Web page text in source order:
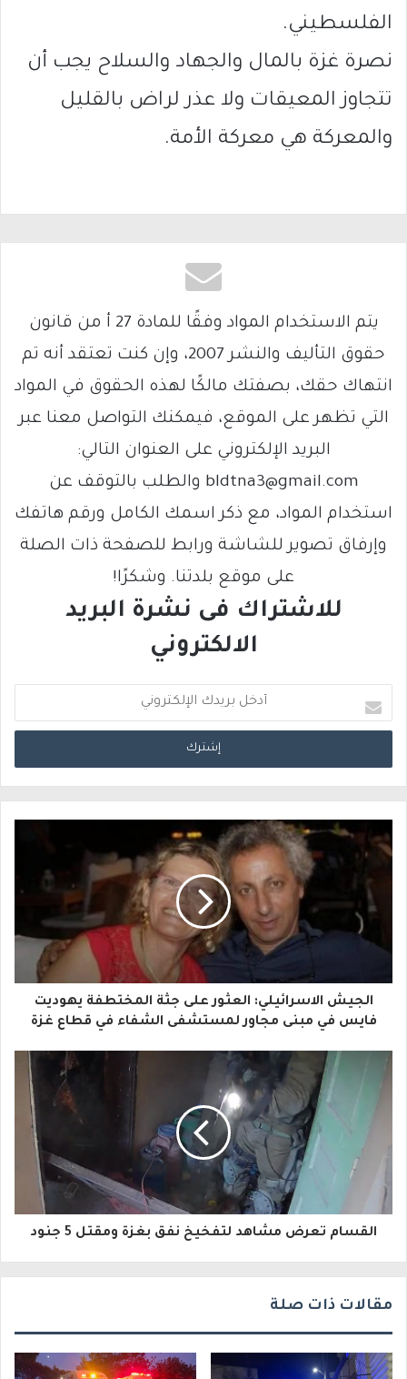
الفلسطيني.
نصرة غزة بالمال والجهاد والسلاح يجب أن
تتجاوز المعيقات ولا عذر لراض بالقليل
والمعركة هي معركة الأمة.
يتم الاستخدام المواد وفقًا للمادة 27 أ من قانون
حقوق التأليف والنشر 2007، وإن كنت تعتقد أنه تم
انتهاك حقك، بصفتك مالكًا لهذه الحقوق في المواد
التي تظهر على الموقع، فيمكنك التواصل معنا عبر
البريد الإلكتروني على العنوان التالي:
bldtna3@gmail.com والطلب بالتوقف عن
استخدام المواد، مع ذكر اسمك الكامل ورقم هاتفك
وإرفاق تصوير للشاشة ورابط للصفحة ذات الصلة
على موقع بلدتنا. وشكرًا!
للاشتراك فى نشرة البريد
الالكتروني
د
خ
ر
ك
ا
إ
ي
الجيش الاسرائيلي: العثور على جثة المختطفة يهوديت
فايس في مبنى مجاور لمستشفى الشفاء في قطاع غزة
القسام تعرض مشاهد لتفخيخ نفق بغزة ومقتل 5 جنود
مقالات ذات صلة